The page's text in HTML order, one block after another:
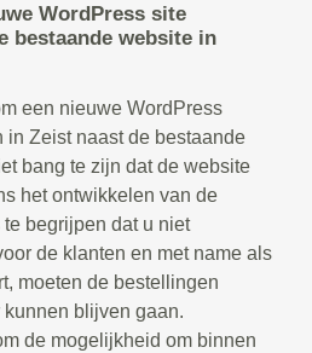
WordPress site
bestaande website in
een nieuwe WordPress
in Zeist naast de bestaande
bang te zijn dat de website
het ontwikkelen van de
begrijpen dat u niet
de klanten en met name als
moeten de bestellingen
blijven gaan.
de mogelijkheid om binnen